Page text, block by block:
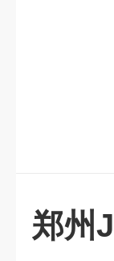
郑州